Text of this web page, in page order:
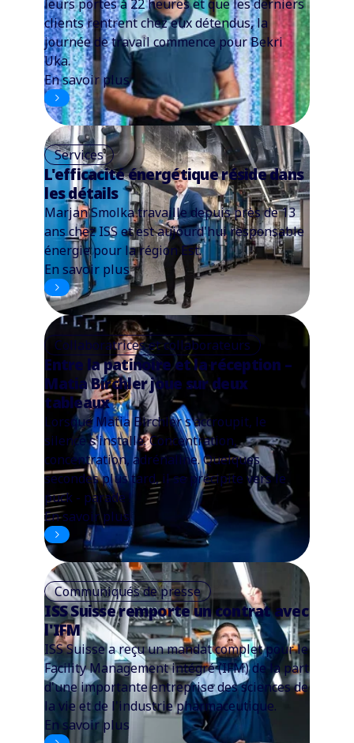
leurs portes à 22 heures et que les derniers
clients rentrent chez eux détendus, la
journée de travail commence pour Bekri
Uka.
En savoir plus
Services
L'efficacité énergétique réside dans
les détails
Marjan Smolka travaille depuis près de 13
ans chez ISS et est aujourd'hui responsable
énergie pour la région Est.
En savoir plus
Collaboratrices et collaborateurs
Entre la patinoire et la réception –
Matia Birchler joue sur deux
tableaux
Lorsque Matia Birchler s'accroupit, le
silence s'installe. Concentration,
concentration, adrénaline. Quelques
secondes plus tard, il se précipite vers le
puck - parade !
En savoir plus
Communiqués de presse
ISS Suisse remporte un contrat avec
l'IFM
ISS Suisse a reçu un mandat complet pour le
Facility Management intégré (IFM) de la part
d'une importante entreprise des sciences de
la vie et de l'industrie pharmaceutique.
En savoir plus